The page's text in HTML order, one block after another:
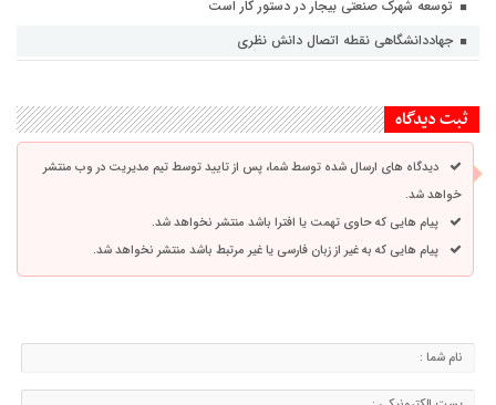
توسعه شهرک صنعتی بیجار در دستور کار است
جهاددانشگاهی نقطه اتصال دانش نظری
ثبت دیدگاه
دیدگاه های ارسال شده توسط شما، پس از تایید توسط تیم مدیریت در وب منتشر
خواهد شد.
پیام هایی که حاوی تهمت یا افترا باشد منتشر نخواهد شد.
پیام هایی که به غیر از زبان فارسی یا غیر مرتبط باشد منتشر نخواهد شد.